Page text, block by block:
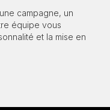
campagne, un
équipe vous
et la mise en